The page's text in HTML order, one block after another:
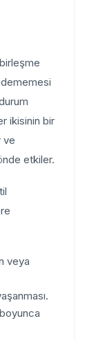
ikisinin bir
ve
etkiler.
veya